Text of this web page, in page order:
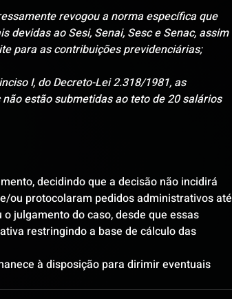
revogou a norma específica que
ao Sesi, Senai, Sesc e Senac, assim
para as contribuições previdenciárias;
I, do Decreto-Lei 2.318/1981, as
estão submetidas ao teto de 20 salários
decidindo que a decisão não incidirá
ou protocolaram pedidos administrativos até
julgamento do caso, desde que essas
restringindo a base de cálculo das
à disposição para dirimir eventuais